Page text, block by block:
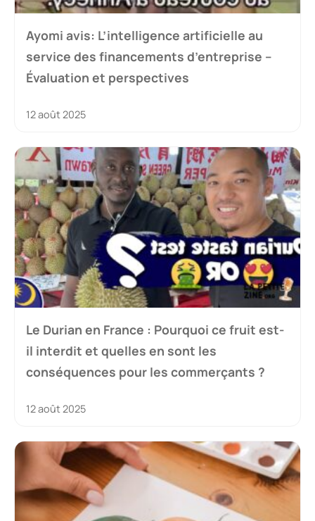
Ayomi avis: L’intelligence artificielle au
service des financements d’entreprise –
Évaluation et perspectives
12 août 2025
Le Durian en France : Pourquoi ce fruit est-
il interdit et quelles en sont les
conséquences pour les commerçants ?
12 août 2025